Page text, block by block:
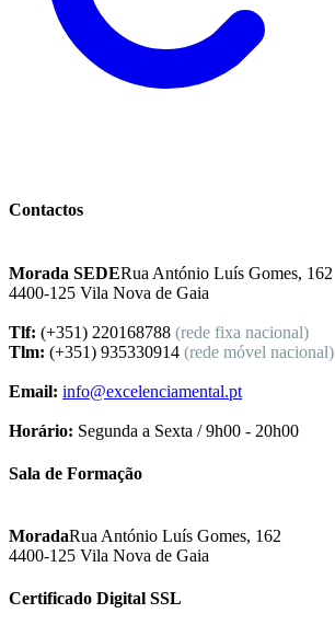
Contactos
Morada SEDERua António Luís Gomes, 162
4400-125 Vila Nova de Gaia
Tlf: (+351) 220168788 (rede fixa nacional)
Tlm: (+351) 935330914 (rede móvel nacional)
Email: info@excelenciamental.pt
Horário: Segunda a Sexta / 9h00 - 20h00
Sala de Formação
MoradaRua António Luís Gomes, 162
4400-125 Vila Nova de Gaia
Certificado Digital SSL